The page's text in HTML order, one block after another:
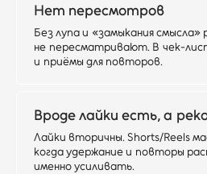
Нет пересмотров
Без лупа и «замыкания смысла»
не пересматривают. В чек-
и приёмы для повторов.
Вроде лайки есть, а
Лайки вторичны. Shorts/Reels
когда удержание и повторы
именно усиливать.